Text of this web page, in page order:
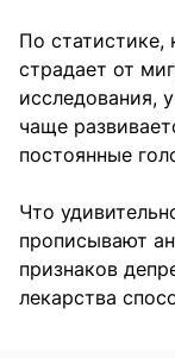
По
страдает от
исследования,
чаще
постоянные
Что
прописывают
признаков
лекарства